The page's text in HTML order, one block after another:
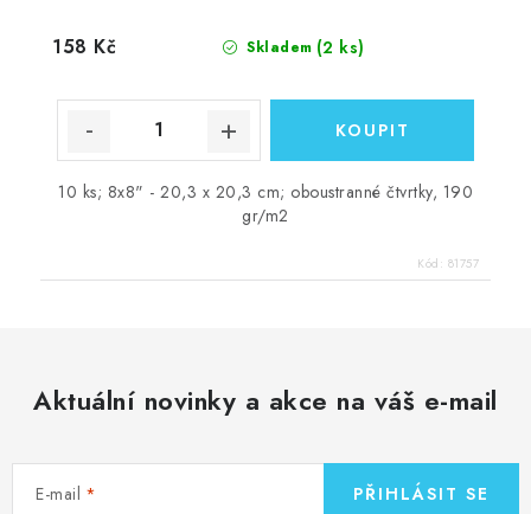
Skladem (2 ks)
158 Kč
10 ks; 8x8" - 20,3 x 20,3 cm; oboustranné čtvrtky, 190
gr/m2
Kód: 81757
Aktuální novinky a akce na váš e-mail
E-mail PŘIHLÁSIT SE